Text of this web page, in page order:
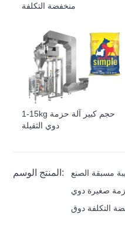
منخفضة التكلفة
1-15kg حجم كبير آلة حزمة
دوي الثقيلة
المنتج الوسم: مسبقة الصنع
صغيرة دوي
التكلفة دوق